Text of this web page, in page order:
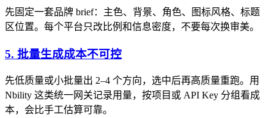
先固定一套品牌 brief：主色、背景、角色、图标风格、标题
区位置。每个平台只改比例和信息密度，不要每次换审美。
5. 批量生成成本不可控
先低质量或小批量出 2–4 个方向，选中后再高质量重跑。用
Nbility 这类统一网关记录用量，按项目或 API Key 分组看成
本，会比手工估算可靠。